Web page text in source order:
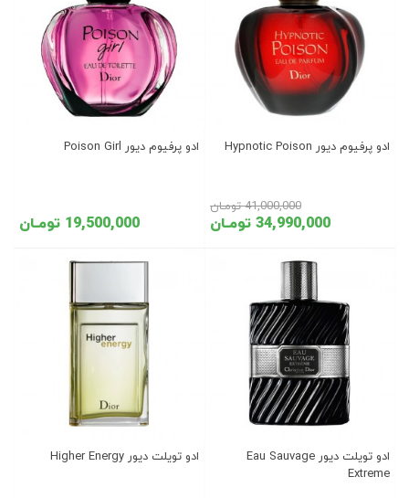
ادو پرفیوم دیور Hypnotic Poison
34,990,000 تومـان
41,000,000 تومـان
ادو پرفیوم دیور Poison Girl
19,500,000 تومـان
ادو تویلت دیور Eau Sauvage
Extreme
ادو تویلت دیور Higher Energy